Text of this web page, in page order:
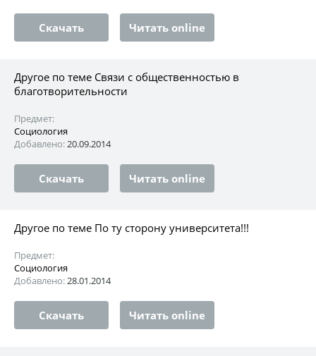
Скачать Читать online
Другое по теме Связи с общественностью в
благотворительности
Предмет:
Социология
Добавлено:20.09.2014
Скачать Читать online
Другое по теме По ту сторону университета!!!
Предмет:
Социология
Добавлено:28.01.2014
Скачать Читать online